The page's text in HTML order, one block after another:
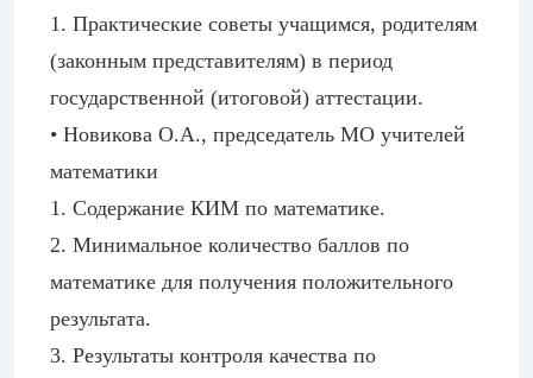
1. Практические советы учащимся, родителям
(законным представителям) в период
государственной (итоговой) аттестации.
• Новикова О.А., председатель МО учителей
математики
1. Содержание КИМ по математике.
2. Минимальное количество баллов по
математике для получения положительного
результата.
3. Результаты контроля качества по